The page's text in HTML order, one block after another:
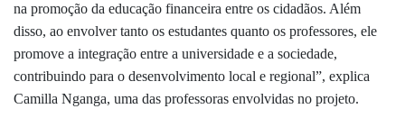
na promoção da educação financeira entre os cidadãos. Além
disso, ao envolver tanto os estudantes quanto os professores, ele
promove a integração entre a universidade e a sociedade,
contribuindo para o desenvolvimento local e regional”, explica
Camilla Nganga, uma das professoras envolvidas no projeto.